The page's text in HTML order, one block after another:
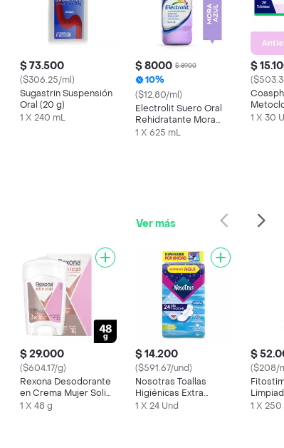
$ 73.500
($306.25/ml)
Sugastrin Suspensión
Oral (20 g)
1 X 240 mL
$ 8000 $ 8900
10%
($12.80/ml)
Electrolit Suero Oral
Rehidratante Mora
Azul
1 X 625 mL
$
mg) 30
1 X 30
Ver más
$ 29.000
($604.17/g)
Rexona Desodorante
en Crema Mujer Solid
Classic
1 X 48 g
$ 14.200
($591.67/und)
Nosotras Toallas
Higiénicas Extra
Protección
1 X 24 Und
$
($208/
con
1 X 250